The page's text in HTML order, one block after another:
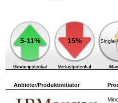
5-11% 15% Single-
Anbieter/Produktinitiator